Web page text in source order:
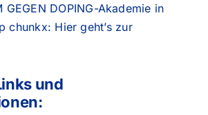
GEGEN DOPING-Akademie in
chunkx: Hier geht’s zur
und